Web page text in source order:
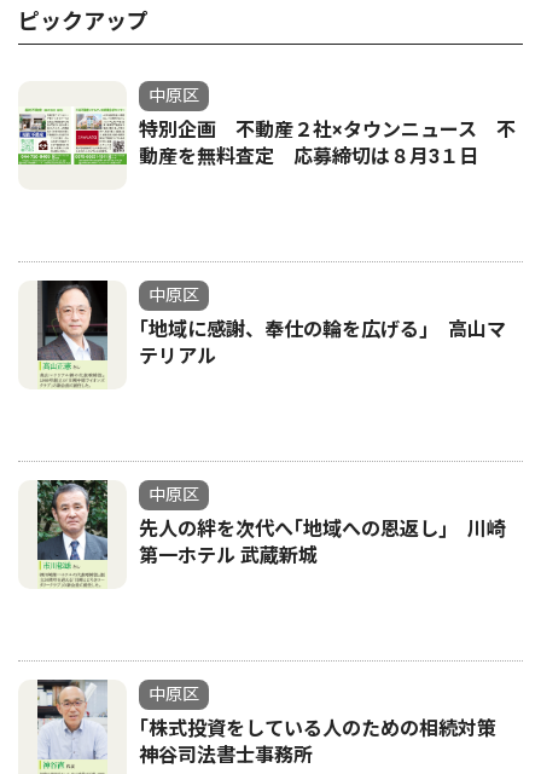
ピックアップ
中原区
特別企画 不動産２社×タウンニュース 不
動産を無料査定 応募締切は８月3１日
中原区
｢地域に感謝、奉仕の輪を広げる｣ 高山マ
テリアル
中原区
先人の絆を次代へ｢地域への恩返し｣ 川崎
第一ホテル 武蔵新城
中原区
｢株式投資をしている人のための相続対策
神谷司法書士事務所